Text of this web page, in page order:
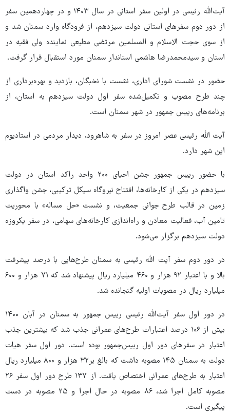
آیت‌الله رئیسی در اولین سفر استانی در سال ۱۴۰۳ و در چهاردهمین سفر
از دور دوم سفرهای استانی دولت سیزدهم، از فرودگاه وارد سمنان شد و
از سوی حجت الاسلام و المسلمین مرتضی مطیعی نماینده ولی فقیه در
استان و سیدمحمدرضا هاشمی استاندار سمنان مورد استقبال قرار گرفت.
حضور در نشست شورای اداری، نشست با نخبگان، بازدید و بهره‌برداری از
چند طرح مصوب و تکمیل‌شده سفر اول دولت سیزدهم به استان، از
برنامه‌های رییس جمهور در شهر سمنان است.
آیت الله رئیسی عصر امروز در سفر به شاهرود، دیدار مردمی در استادیوم
این شهر دارد.
با حضور رییس جمهور جشن احیای ۲۰۰ واحد راکد استان در دولت
سیزدهم در یکی از کارخانه‌ها، افتتاح نیروگاه سیکل ترکیبی، جشن واگذاری
زمین در قالب طرح جوانی جمعیت، و نشست «حل مساله» با محوریت
تامین آب، فعالیت معادن و راه‌اندازی کارخانه‌های سهامی، در سفر یکروزه
دولت سیزدهم برگزار می‌شود.
در دور دوم سفر آیت الله رئیسی به سمنان طرح‌هایی با درصد پیشرفت
بالا و با اعتبار ۹۲ هزار و ۴۶۰ میلیارد ریال پیشنهاد شد که ۷۱ هزار و ۶۰۰
میلیارد ریال در مصوبات اولیه گنجانده شد.
در دور اول سفر آیت‌الله رئیسی رییس جمهور به سمنان در آبان ۱۴۰۰
بیش از ۱۰۶ درصد اعتبارات طرح‌های عمرانی جذب شد که بیشترین جذب
اعتبار در سفرهای دور اول رییس‌جمهور بوده است. دور اول سفر هیات
دولت به سمنان ۱۴۵ مصوبه داشت که بالغ بر۳۲ هزار و ۸۰۰ میلیارد ریال
اعتبار به طرح‌های عمرانی اختصاص یافت. از ۱۳۷ طرح دور اول سفر ۲۶
مصوبه کامل اجرا شد، ۸۶ مصوبه در حال اجرا و ۲۵ مصوبه در دست
پیگیری است.